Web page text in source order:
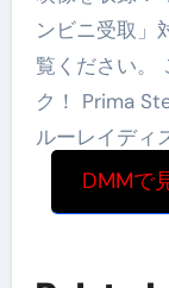
ンビニ受取」
覧ください。
ク！ Prima
ルーレイディ
DMMで